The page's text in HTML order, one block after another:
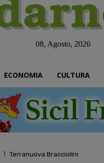
08, Agosto, 2026
ECONOMIA CULTURA
Terranuova Bracciolini